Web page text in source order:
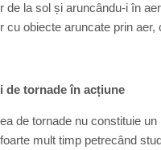
de la sol și aruncându-i în
cu obiecte aruncate prin aer,
de tornade în acțiune
de tornade nu constituie
mult timp petrecând